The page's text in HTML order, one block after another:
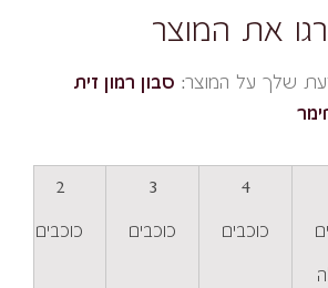
את המוצר
שלך על המוצר: סבון רמון זית
4
כוכבים
3
כוכבים
2
כוכבים